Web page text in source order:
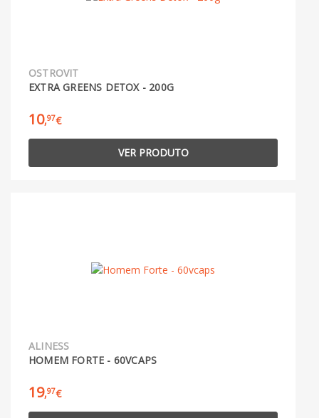
OSTROVIT
EXTRA GREENS DETOX - 200G
10,97€
VER PRODUTO
ALINESS
HOMEM FORTE - 60VCAPS
19,97€